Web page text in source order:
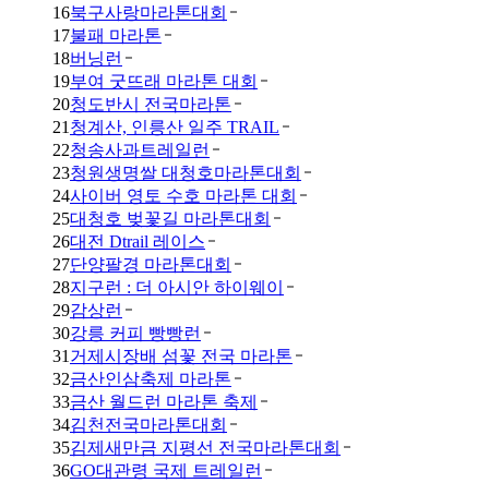
16북구사랑마라톤대회
17불패 마라톤
18버닝런
19부여 굿뜨래 마라톤 대회
20청도반시 전국마라톤
21 청계산, 인릉산 일주 TRAIL
22청송사과트레일런
23청원생명쌀 대청호마라톤대회
24사이버 영토 수호 마라톤 대회
25대청호 벚꽃길 마라톤대회
26대전 Dtrail 레이스
27단양팔경 마라톤대회
28지구런 : 더 아시안 하이웨이
29감상런
30강릉 커피 빵빵런
31 거제시장배 섬꽃 전국 마라톤
32금산인삼축제 마라톤
33금산 월드런 마라톤 축제
34김천전국마라톤대회
35김제새만금 지평선 전국마라톤대회
36GO대관령 국제 트레일런